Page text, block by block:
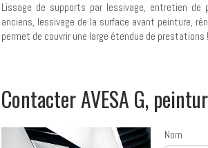
Lissage de supports par lessivage, entretien
anciens, lessivage de la surface avant peinture,
permet de couvrir une large étendue de prestations !
Contacter AVESA G,
Nom